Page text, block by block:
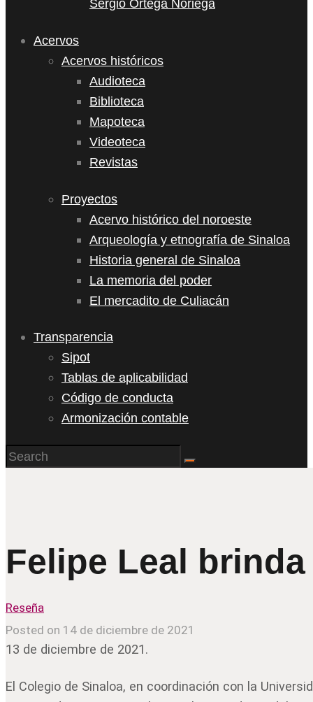
Sergio Ortega Noriega
Acervos
Acervos históricos
Audioteca
Biblioteca
Mapoteca
Videoteca
Revistas
Proyectos
Acervo histórico del noroeste
Arqueología y etnografía de Sinaloa
Historia general de Sinaloa
La memoria del poder
El mercadito de Culiacán
Transparencia
Sipot
Tablas de aplicabilidad
Código de conducta
Armonización contable
Felipe Leal
Reseña
Posted on 14 de diciembre de 2021
13 de diciembre de 2021.
El Colegio de Sinaloa, en coordinación con la